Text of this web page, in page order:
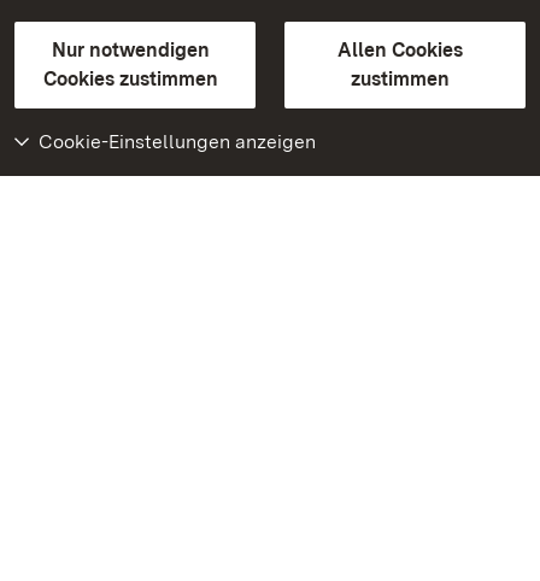
Nur notwendigen
Cookies zustimmen
Allen Cookies
zustimmen
Cookie-Einstellungen anzeigen
GebärdenspracheLeichte Sprache
Erklärung zur Barrierefreiheit
BITV-konform (geprüfte Seiten)
Weiteres